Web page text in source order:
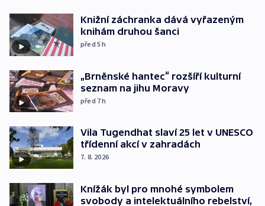
Knižní záchranka dává vyřazeným
knihám druhou šanci
před 5h
„Brněnské hantec“ rozšíří kulturní
seznam na jihu Moravy
před 7h
Vila Tugendhat slaví 25 let v UNESCO
třídenní akcí v zahradách
7. 8. 2026
Knížák byl pro mnohé symbolem
svobody a intelektuálního rebelství,